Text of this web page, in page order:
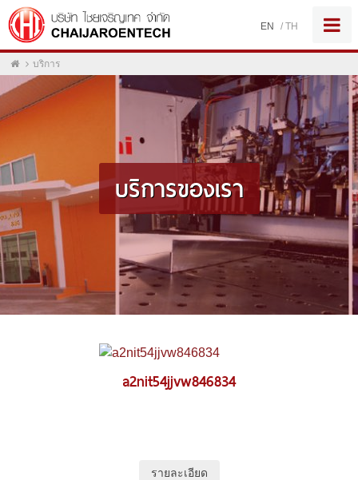
EN / TH
บริการ
บริการของเรา
a2nit54jjvw846834
รายละเอียด